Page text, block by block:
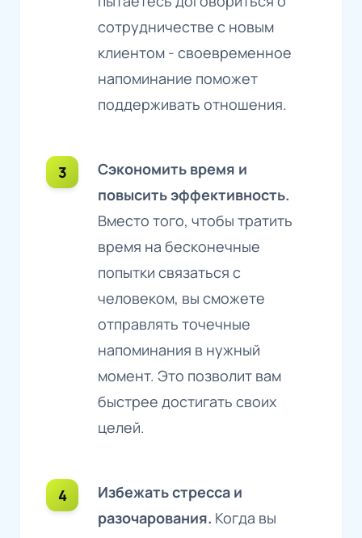
сотрудничестве с новым
клиентом - своевременное
напоминание поможет
поддерживать отношения.
Сэкономить время и
повысить эффективность.
Вместо того, чтобы тратить
время на бесконечные
попытки связаться с
человеком, вы сможете
отправлять точечные
напоминания в нужный
момент. Это позволит вам
быстрее достигать своих
целей.
Избежать стресса и
разочарования. Когда вы